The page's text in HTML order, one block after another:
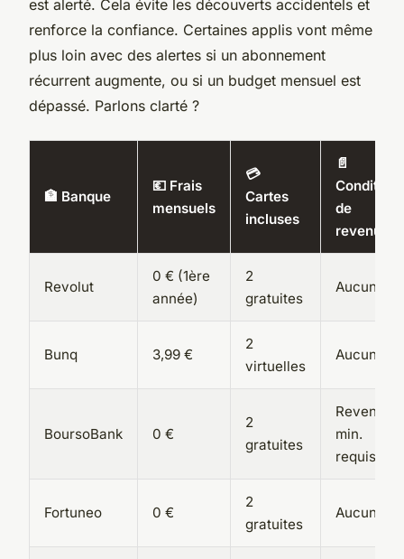
est alerté. Cela évite les découverts accidentels et
renforce la confiance. Certaines applis vont même
plus loin avec des alertes si un abonnement
récurrent augmente, ou si un budget mensuel est
dépassé. Parlons clarté ?
🏦 Banque
💶 Frais
mensuels
💳
Cartes
incluses
📄
Conditions
de
revenus
Revolut
0 € (1ère
année)
2
gratuites
Aucune
Bunq 3,99 €
2
virtuelles
Aucune
BoursoBank 0 €
2
gratuites
Revenus
min.
requis
Fortuneo 0 €
2
gratuites
Aucune